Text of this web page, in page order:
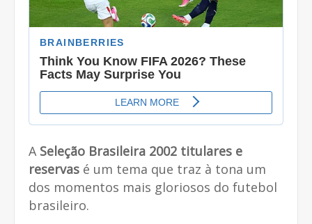
A Seleção Brasileira 2002 titulares e
reservas é um tema que traz à tona um
dos momentos mais gloriosos do futebol
brasileiro.